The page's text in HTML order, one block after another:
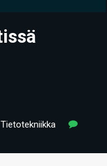
Tietotekniikka